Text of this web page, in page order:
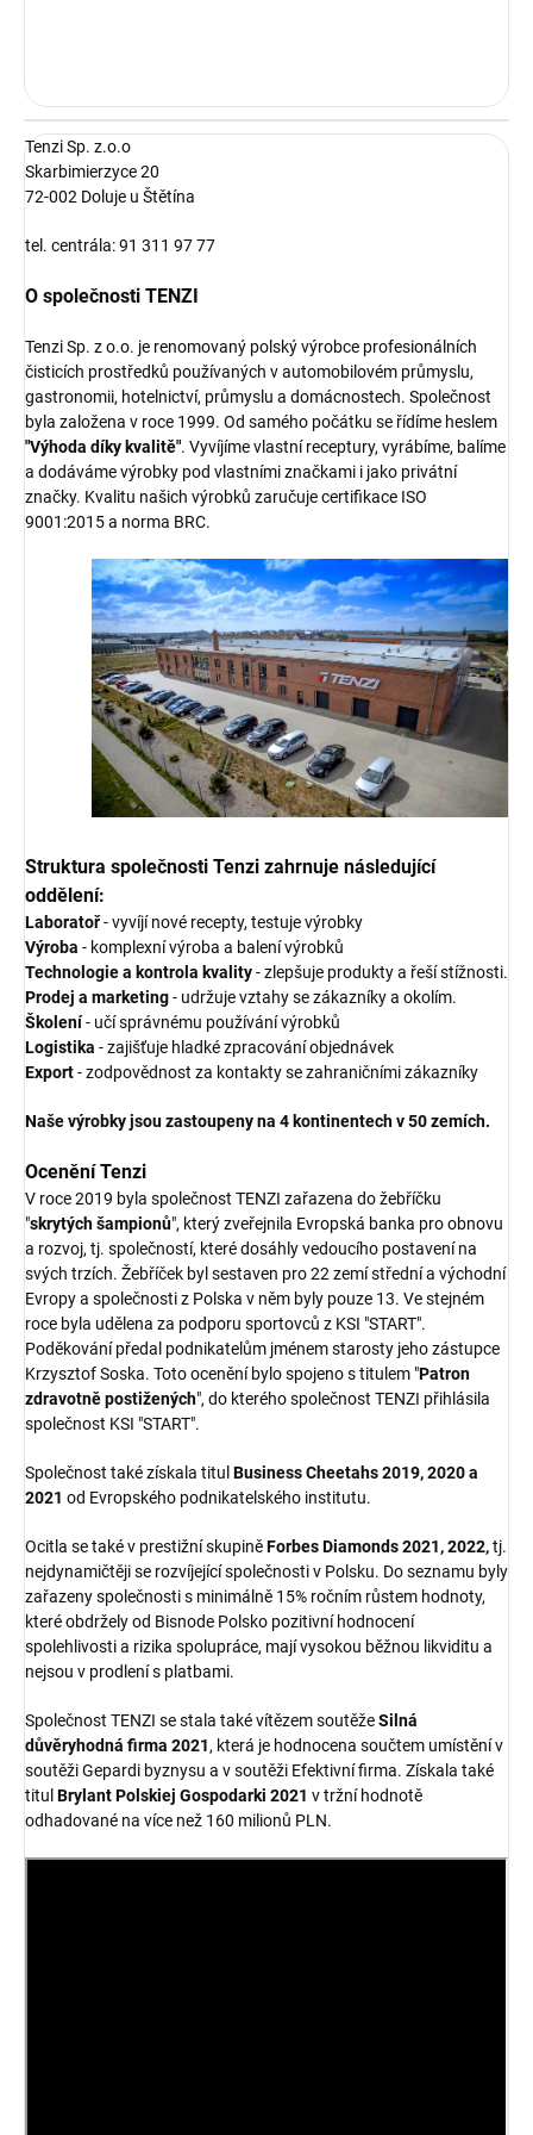
Tenzi Sp. z.o.o
Skarbimierzyce 20
72-002 Doluje u Štětína
tel. centrála: 91 311 97 77
O společnosti TENZI
Tenzi Sp. z o.o. je renomovaný polský výrobce profesionálních
čisticích prostředků používaných v automobilovém průmyslu,
gastronomii, hotelnictví, průmyslu a domácnostech. Společnost
byla založena v roce 1999. Od samého počátku se řídíme heslem
"Výhoda díky kvalitě". Vyvíjíme vlastní receptury, vyrábíme, balíme
a dodáváme výrobky pod vlastními značkami i jako privátní
značky. Kvalitu našich výrobků zaručuje certifikace ISO
9001:2015 a norma BRC.
Struktura společnosti Tenzi zahrnuje následující
oddělení:
Laboratoř- vyvíjí nové recepty, testuje výrobky
Výroba - komplexní výroba a balení výrobků
Technologie a kontrola kvality- zlepšuje produkty a řeší stížnosti.
Prodej a marketing- udržuje vztahy se zákazníky a okolím.
Školení- učí správnému používání výrobků
Logistika - zajišťuje hladké zpracování objednávek
Export- zodpovědnost za kontakty se zahraničními zákazníky
Naše výrobky jsou zastoupeny na 4 kontinentech v 50 zemích.
Ocenění Tenzi
V roce 2019 byla společnost TENZI zařazena do žebříčku
"skrytých šampionů", který zveřejnila Evropská banka pro obnovu
a rozvoj, tj. společností, které dosáhly vedoucího postavení na
svých trzích. Žebříček byl sestaven pro 22 zemí střední a východní
Evropy a společnosti z Polska v něm byly pouze 13. Ve stejném
roce byla udělena za podporu sportovců z KSI "START".
Poděkování předal podnikatelům jménem starosty jeho zástupce
Krzysztof Soska. Toto ocenění bylo spojeno s titulem "Patron
zdravotně postižených", do kterého společnost TENZI přihlásila
společnost KSI "START".
Společnost také získala titul Business Cheetahs 2019, 2020 a
2021 od Evropského podnikatelského institutu.
Ocitla se také v prestižní skupiněForbes Diamonds 2021, 2022,tj.
nejdynamičtěji se rozvíjející společnosti v Polsku. Do seznamu byly
zařazeny společnosti s minimálně 15% ročním růstem hodnoty,
které obdržely od Bisnode Polsko pozitivní hodnocení
spolehlivosti a rizika spolupráce, mají vysokou běžnou likviditu a
nejsou v prodlení s platbami.
Společnost TENZI se stala také vítězem soutěžeSilná
důvěryhodná firma 2021, která je hodnocena součtem umístění v
soutěži Gepardi byznysu a v soutěži Efektivní firma. Získala také
titul Brylant Polskiej Gospodarki 2021 v tržní hodnotě
odhadované na více než 160 milionů PLN.